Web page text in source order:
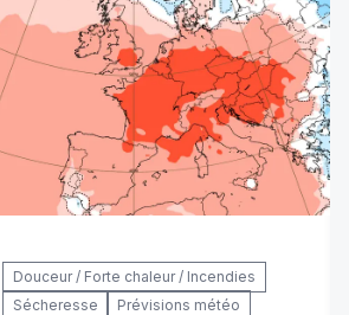
Douceur / Forte chaleur / Incendies
Sécheresse
Prévisions météo